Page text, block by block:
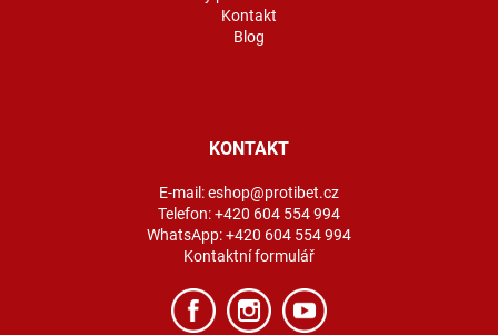
Kontakt
Blog
KONTAKT
E-mail:eshop@protibet.cz
Telefon:+420 604 554 994
WhatsApp:+420 604 554 994
Kontaktní formulář